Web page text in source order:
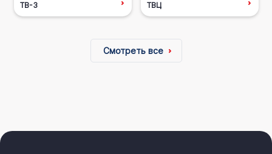
ТВ-3 ТВЦ
Смотреть все